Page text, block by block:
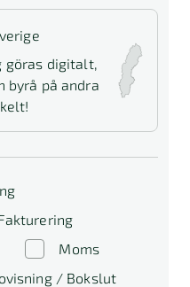
göras digitalt,
byrå på andra
Moms
/ Bokslut